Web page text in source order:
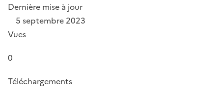
Dernière mise à jour
5 septembre 2023
Vues
0
Téléchargements